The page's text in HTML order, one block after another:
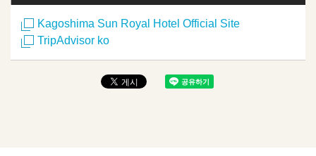
Kagoshima Sun Royal Hotel Official Site
TripAdvisor ko